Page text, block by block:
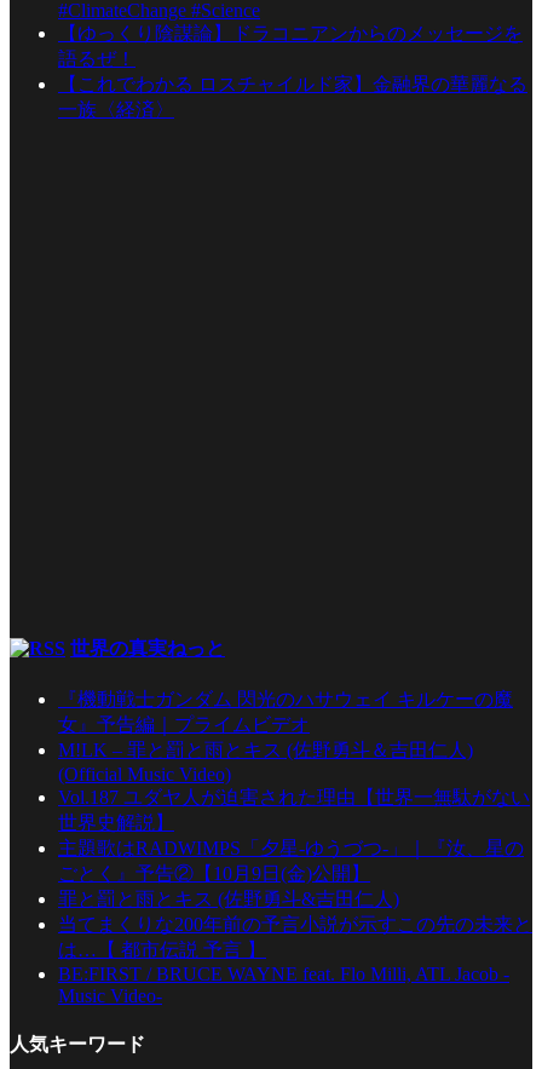
#ClimateChange #Science
【ゆっくり陰謀論】ドラコニアンからのメッセージを
語るぜ！
【これでわかる ロスチャイルド家】金融界の華麗なる
一族〈経済〉
世界の真実ねっと
『機動戦士ガンダム 閃光のハサウェイ キルケーの魔
女』予告編｜プライムビデオ
M!LK – 罪と罰と雨とキス (佐野勇斗＆吉田仁人)
(Official Music Video)
Vol.187 ユダヤ人が迫害された理由【世界一無駄がない
世界史解説】
主題歌はRADWIMPS「夕星-ゆうづつ-」｜『汝、星の
ごとく』予告②【10月9日(金)公開】
罪と罰と雨とキス (佐野勇斗&吉田仁人)
当てまくりな200年前の予言小説が示すこの先の未来と
は…【 都市伝説 予言 】
BE:FIRST / BRUCE WAYNE feat. Flo Milli, ATL Jacob -
Music Video-
人気キーワード